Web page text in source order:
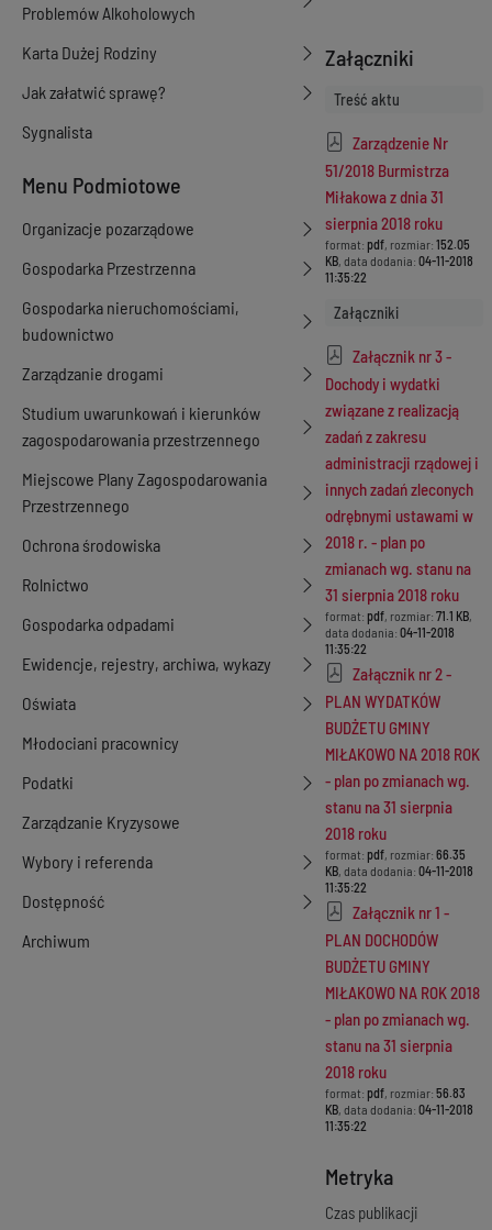
Problemów Alkoholowych
Karta Dużej Rodziny
Jak załatwić sprawę?
Sygnalista
Menu Podmiotowe
Organizacje pozarządowe
Gospodarka Przestrzenna
Gospodarka nieruchomościami,
budownictwo
Zarządzanie drogami
Studium uwarunkowań i kierunków
zagospodarowania przestrzennego
Miejscowe Plany Zagospodarowania
Przestrzennego
Ochrona środowiska
Rolnictwo
Gospodarka odpadami
Ewidencje, rejestry, archiwa, wykazy
Oświata
Młodociani pracownicy
Podatki
Zarządzanie Kryzysowe
Wybory i referenda
Dostępność
Archiwum
Załączniki
Treść aktu
Zarządzenie Nr
51/2018 Burmistrza
Miłakowa z dnia 31
sierpnia 2018 roku
format: pdf, rozmiar: 152.05
KB, data dodania: 04-11-2018
11:35:22
Załączniki
Załącznik nr 3 -
Dochody i wydatki
związane z realizacją
zadań z zakresu
administracji rządowej i
innych zadań zleconych
odrębnymi ustawami w
2018 r. - plan po
zmianach wg. stanu na
31 sierpnia 2018 roku
format: pdf, rozmiar: 71.1 KB,
data dodania: 04-11-2018
11:35:22
Załącznik nr 2 -
PLAN WYDATKÓW
BUDŻETU GMINY
MIŁAKOWO NA 2018 ROK
- plan po zmianach wg.
stanu na 31 sierpnia
2018 roku
format: pdf, rozmiar: 66.35
KB, data dodania: 04-11-2018
11:35:22
Załącznik nr 1 -
PLAN DOCHODÓW
BUDŻETU GMINY
MIŁAKOWO NA ROK 2018
- plan po zmianach wg.
stanu na 31 sierpnia
2018 roku
format: pdf, rozmiar: 56.83
KB, data dodania: 04-11-2018
11:35:22
Metryka
Czas publikacji